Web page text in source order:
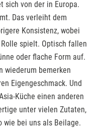
sich von der in Europa.
Das verleiht dem
Konsistenz, wobei
spielt. Optisch fallen
oder flache Form auf.
wiederum bemerken
Eigengeschmack. Und
Küche einen anderen
unter vielen Zutaten,
wie bei uns als Beilage.